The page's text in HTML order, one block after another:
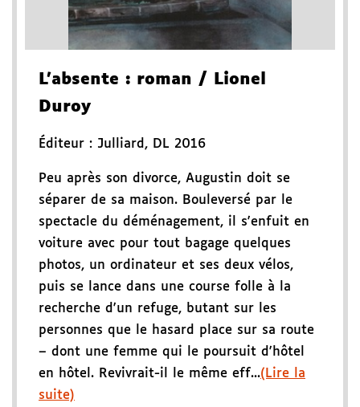
L'absente : roman / Lionel
Duroy
Éditeur : Julliard, DL 2016
Peu après son divorce, Augustin doit se
séparer de sa maison. Bouleversé par le
spectacle du déménagement, il s'enfuit en
voiture avec pour tout bagage quelques
photos, un ordinateur et ses deux vélos,
puis se lance dans une course folle à la
recherche d'un refuge, butant sur les
personnes que le hasard place sur sa route
– dont une femme qui le poursuit d'hôtel
en hôtel. Revivrait-il le même eff...(Lire la
suite)